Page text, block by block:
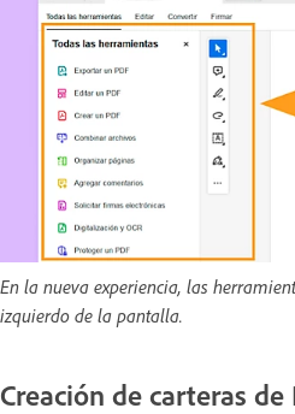
En la nueva experiencia, las
izquierdo de la pantalla.
Creación de carteras de